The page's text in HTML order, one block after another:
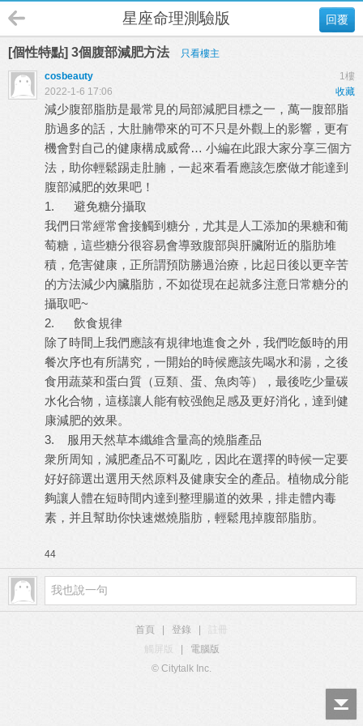
回覆
星座命理測驗版
[個性特點] 3個腹部減肥方法
只看樓主
1樓
cosbeauty
收藏
2022-1-6 17:06
減少腹部脂肪是最常見的局部減肥目標之一，萬一腹部脂
肪過多的話，大肚腩帶來的可不只是外觀上的影響，更有
機會對自己的健康構成威脅… 小編在此跟大家分享三個方
法，助你輕鬆踢走肚腩，一起來看看應該怎麽做才能達到
腹部減肥的效果吧 ！
1. 避免糖分攝取
我們日常經常會接觸到糖分，尤其是人工添加的果糖和葡
萄糖，這些糖分很容易會導致腹部與肝臟附近的脂肪堆
積，危害健康，正所謂預防勝過治療，比起日後以更辛苦
的方法減少內臟脂肪 ，不如從現在起就多注意日常糖分的
攝取吧~
2. 飲食規律
除了時間上我們應該有規律地進食之外，我們吃飯時的用
餐次序也有所講究，一開始的時候應該先喝水和湯，之後
食用蔬菜和蛋白質（豆類、蛋、魚肉等），最後吃少量碳
水化合物，這樣讓人能有較强飽足感及更好消化，達到 健
康減肥的效果。
3. 服用天然草本纖維含量高的燒脂產品
衆所周知，減肥產品不可亂吃，因此在選擇的時候一定要
好好篩選出選用天然原料及健康安全的產品。植物成分能
夠讓人體在短時間内達到整理腸道的效果，排走體内毒
素，并且幫助你快速燃燒脂肪 ，輕鬆甩掉腹部脂肪。
44
首頁 登錄
觸屏版
電腦版
© Citytalk Inc.